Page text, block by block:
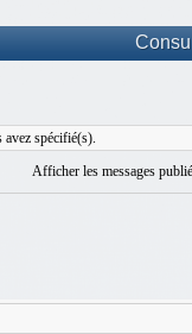
spécifié(s).
Afficher les messages